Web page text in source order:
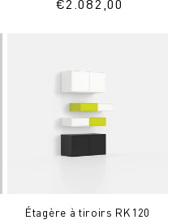
Prix
€2.082,00
Étagère à tiroirs RK120